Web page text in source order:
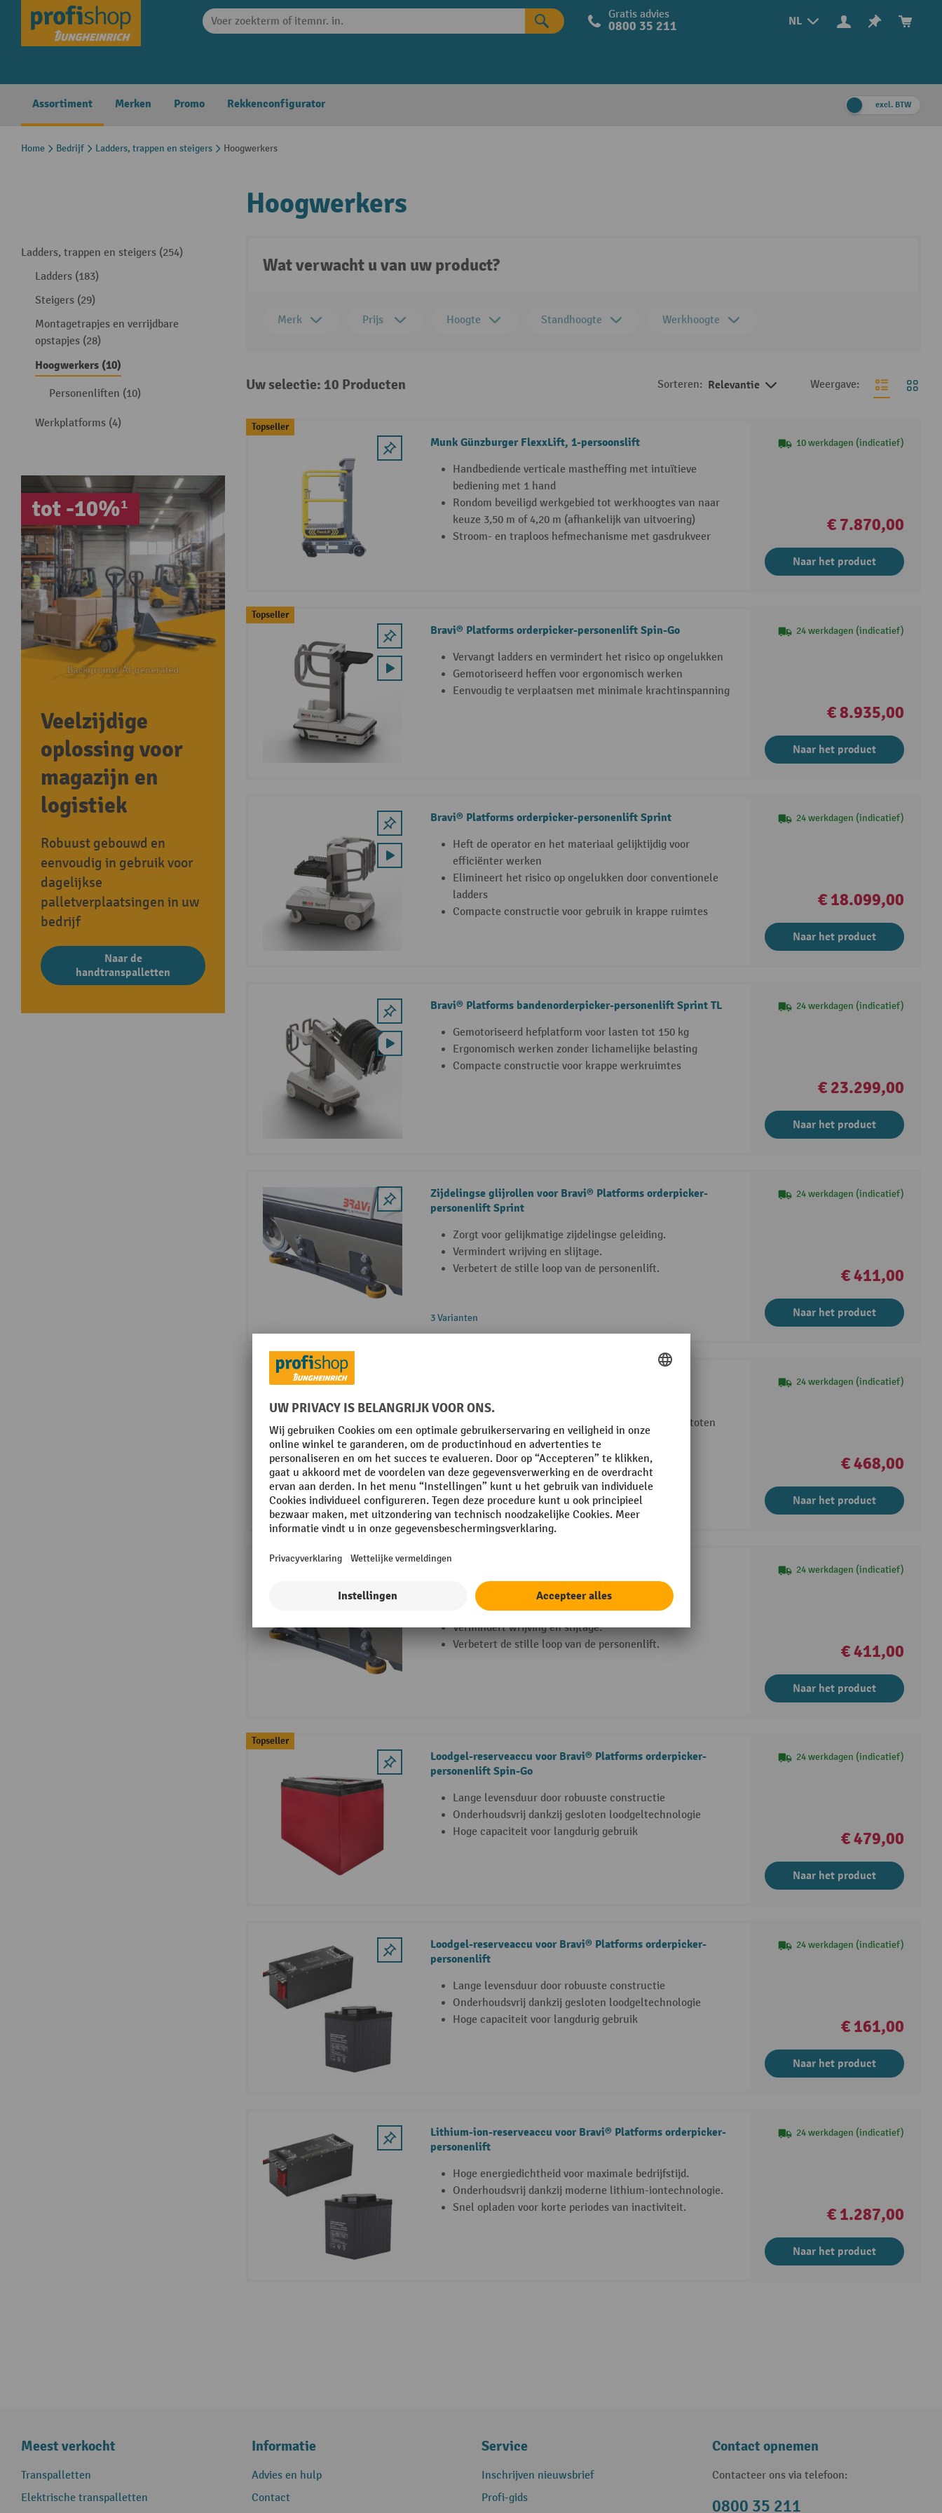
Skip to main navigation NL
Gratis advies
0800 35 211
Assortiment Merken Promo Rekkenconfigurator excl. BTW
Home Bedrijf Ladders, trappen en steigers Hoogwerkers
Ladders, trappen en steigers (254)
Ladders (183)
Steigers (29)
Montagetrapjes en verrijdbare
opstapjes (28)
Hoogwerkers (10)
Personenliften (10)
Werkplatforms (4)
tot -10%¹
Veelzijdige
oplossing voor
magazijn en
logistiek
Robuust gebouwd en
eenvoudig in gebruik voor
dagelijkse
palletverplaatsingen in uw
bedrijf
Naar de
handtranspalletten
Hoogwerkers
Wat verwacht u van uw product?
Merk Prijs Hoogte Standhoogte Werkhoogte
Uw selectie: 10 Producten Sorteren: Relevantie Weergave:
Topseller
Munk Günzburger FlexxLift, 1-persoonslift
Handbediende verticale mastheffing met intuïtieve
bediening met 1 hand
Rondom beveiligd werkgebied tot werkhoogtes van naar
keuze 3,50 m of 4,20 m (afhankelijk van uitvoering)
Stroom- en traploos hefmechanisme met gasdrukveer
10 werkdagen (indicatief)
€ 7.870,00
Naar het product
Topseller
Bravi® Platforms orderpicker-personenlift Spin-Go
Vervangt ladders en vermindert het risico op ongelukken
Gemotoriseerd heffen voor ergonomisch werken
Eenvoudig te verplaatsen met minimale krachtinspanning
24 werkdagen (indicatief)
€ 8.935,00
Naar het product
Bravi® Platforms orderpicker-personenlift Sprint
Heft de operator en het materiaal gelijktijdig voor
efficiënter werken
Elimineert het risico op ongelukken door conventionele
ladders
Compacte constructie voor gebruik in krappe ruimtes
24 werkdagen (indicatief)
€ 18.099,00
Naar het product
Bravi® Platforms bandenorderpicker-personenlift Sprint TL
Gemotoriseerd hefplatform voor lasten tot 150 kg
Ergonomisch werken zonder lichamelijke belasting
Compacte constructie voor krappe werkruimtes
24 werkdagen (indicatief)
€ 23.299,00
Naar het product
Zijdelingse glijrollen voor Bravi® Platforms orderpicker-
personenlift Sprint
Zorgt voor gelijkmatige zijdelingse geleiding.
Vermindert wrijving en slijtage.
Verbetert de stille loop van de personenlift.
3 Varianten
24 werkdagen (indicatief)
€ 411,00
Naar het product
Beschermt het voertuig en de onderdelen tegen stoten
Verhoogt de veiligheid tijdens dagelijks gebruik
Gemaakt van sterk metaal
24 werkdagen (indicatief)
€ 468,00
Naar het product
bandenorderpicker-personenlift Sprint TL
Zorgt voor gelijkmatige zijdelingse geleiding.
Vermindert wrijving en slijtage.
Verbetert de stille loop van de personenlift.
24 werkdagen (indicatief)
€ 411,00
Naar het product
Topseller
Loodgel-reserveaccu voor Bravi® Platforms orderpicker-
personenlift Spin-Go
Lange levensduur door robuuste constructie
Onderhoudsvrij dankzij gesloten loodgeltechnologie
Hoge capaciteit voor langdurig gebruik
24 werkdagen (indicatief)
€ 479,00
Naar het product
Loodgel-reserveaccu voor Bravi® Platforms orderpicker-
personenlift
Lange levensduur door robuuste constructie
Onderhoudsvrij dankzij gesloten loodgeltechnologie
Hoge capaciteit voor langdurig gebruik
24 werkdagen (indicatief)
€ 161,00
Naar het product
Lithium-ion-reserveaccu voor Bravi® Platforms orderpicker-
personenlift
Hoge energiedichtheid voor maximale bedrijfstijd.
Onderhoudsvrij dankzij moderne lithium-iontechnologie.
Snel opladen voor korte periodes van inactiviteit.
24 werkdagen (indicatief)
€ 1.287,00
Naar het product
Meest verkocht
Transpalletten
Elektrische transpalletten
Informatie
Advies en hulp
Contact
Service
Inschrijven nieuwsbrief
Profi-gids
Contact opnemen
Contacteer ons via telefoon:
0800 35 211